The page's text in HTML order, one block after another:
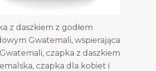
z daszkiem z godłem
Gwatemali, wspierająca
czapka z daszkiem
czapka dla kobiet i